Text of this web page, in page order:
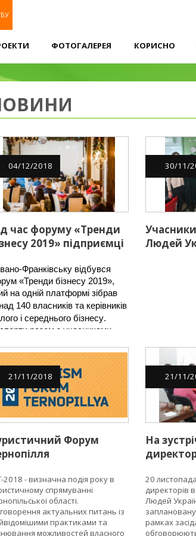
ФОТОГАЛЕРЕЯ КОРИСНО
04/12/2018
час форуму «Тренди
2019» підприємці
як
бізнес
в прийдешньому
Франківську відбувся
«Тренди бізнесу 2019»,
на одній платформі зібрав
140 власників та керівників
і середнього бізнесу.
разом з учасниками
бізнес-
в 2019 році. Подія
Центром
підтримки бізнесу
Івано-Франківськ, основаним
за підтримки ЄБРР у
ініціативи EU4Business.
30/11/
Людей
21/11/2018
Форум
2018 - визначна подія року в
спрямуванні
області.
актуальних питань із
практиками та
можливостей власного
21/11/
На
зіграли
20
директорів
Людей
рамках